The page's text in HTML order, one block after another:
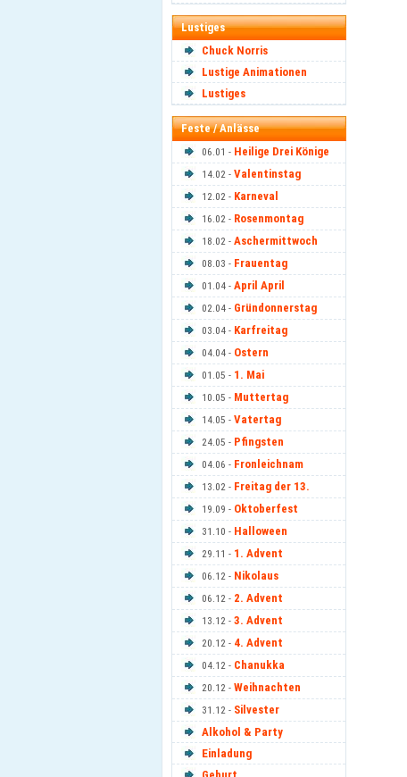
Lustiges
Chuck Norris
Lustige Animationen
Lustiges
Feste / Anlässe
06.01 - Heilige Drei Könige
14.02 - Valentinstag
12.02 - Karneval
16.02 - Rosenmontag
18.02 - Aschermittwoch
08.03 - Frauentag
01.04 - April April
02.04 - Gründonnerstag
03.04 - Karfreitag
04.04 - Ostern
01.05 - 1. Mai
10.05 - Muttertag
14.05 - Vatertag
24.05 - Pfingsten
04.06 - Fronleichnam
13.02 - Freitag der 13.
19.09 - Oktoberfest
31.10 - Halloween
29.11 - 1. Advent
06.12 - Nikolaus
06.12 - 2. Advent
13.12 - 3. Advent
20.12 - 4. Advent
04.12 - Chanukka
20.12 - Weihnachten
31.12 - Silvester
Alkohol & Party
Einladung